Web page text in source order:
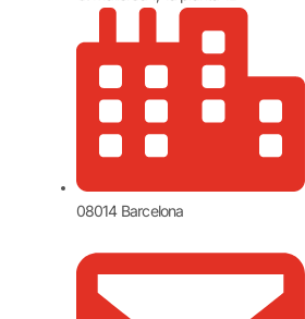
08014 Barcelona